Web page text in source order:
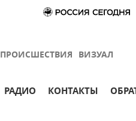
ПРОИСШЕСТВИЯ ВИЗУАЛ
РАДИО КОНТАКТЫ